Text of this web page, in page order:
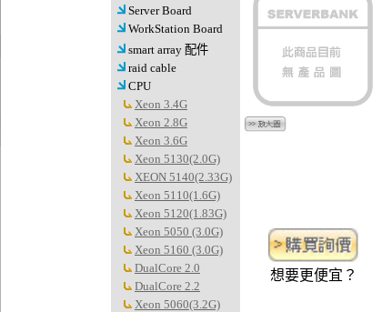
Server Board
WorkStation Board
smart array 配件
raid cable
CPU
Xeon 3.4G
Xeon 2.8G
Xeon 3.6G
Xeon 5130(2.0G)
XEON 5140(2.33G)
Xeon 5110(1.6G)
Xeon 5120(1.83G)
Xeon 5050 (3.0G)
Xeon 5160 (3.0G)
DualCore 2.0
DualCore 2.2
Xeon 5060(3.2G)
想要更便宜？